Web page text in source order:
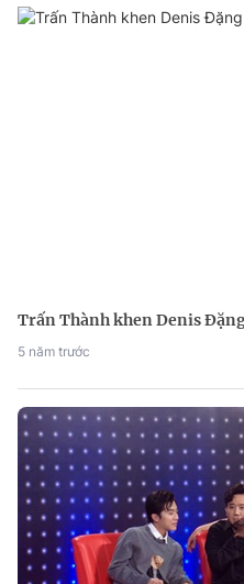
Trấn Thành khen Denis
5 năm trước